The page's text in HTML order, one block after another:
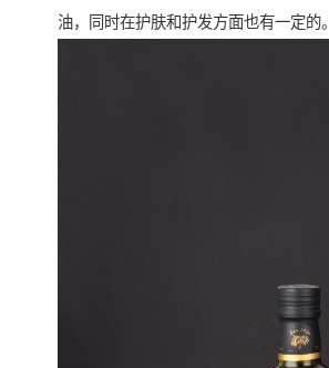
油，同时在护肤和护发方面也有一定的。